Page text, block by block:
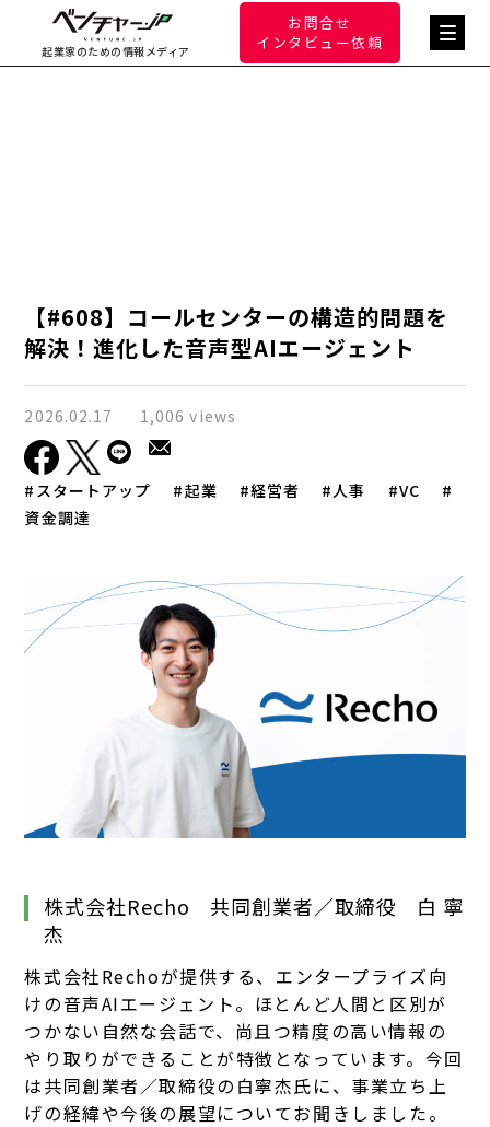
起業家のための情報メディア
お問合せ
インタビュー依頼
【#608】コールセンターの構造的問題を
解決！進化した音声型AIエージェント
2026.02.17 1,006 views
スタートアップ 起業 経営者 人事
VC
資金調達
株式会社Recho 共同創業者／取締役 白 寧
杰
株式会社Rechoが提供する、エンタープライズ向
けの音声AIエージェント。ほとんど人間と区別が
つかない自然な会話で、尚且つ精度の高い情報の
やり取りができることが特徴となっています。今回
は共同創業者／取締役の白寧杰氏に、事業立ち上
げの経緯や今後の展望についてお聞きしました。